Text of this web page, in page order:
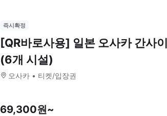
즉시확정
[QR바로사용] 일본 오사카 간사
(6개 시설)
오사카 티켓/입장권
69,300원~